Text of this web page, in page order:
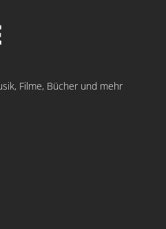
Filme, Bücher und mehr